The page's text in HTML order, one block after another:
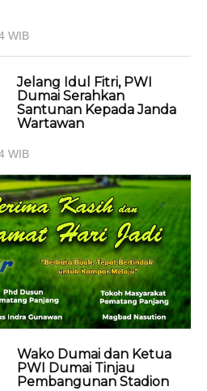
WIB
Jelang Idul Fitri, PWI
Dumai Serahkan
Santunan Kepada Janda
Wartawan
WIB
Wako Dumai dan Ketua
PWI Dumai Tinjau
Pembangunan Stadion